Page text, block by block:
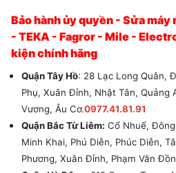
Bảo hành ủy quyền - Sửa máy
- TEKA - Fagror - Mile -
kiện chính hãng
Quận Tây Hồ: 28 Lạc Long Quân,
Phụ, Xuân Đỉnh, Nhật Tân, Quảng
Vương, Âu Cơ.0977.41.81.91
Quận Bắc Từ Liêm: Cổ Nhuế,
Minh Khai, Phú Diễn, Phúc Diễn,
Phương, Xuân Đỉnh, Phạm Văn